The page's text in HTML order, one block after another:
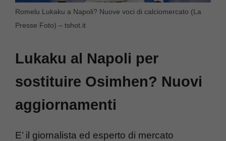
Romelu Lukaku a Napoli? Nuove voci di calciomercato (La
Presse Foto) – tshot.it
Lukaku al Napoli per
sostituire Osimhen? Nuovi
aggiornamenti
E’ il giornalista ed esperto di mercato